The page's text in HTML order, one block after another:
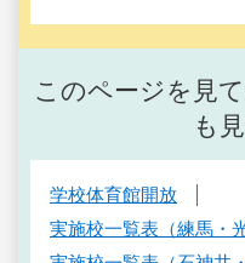
このページを見
も
学校体育館開放
実施校一覧表（練馬・